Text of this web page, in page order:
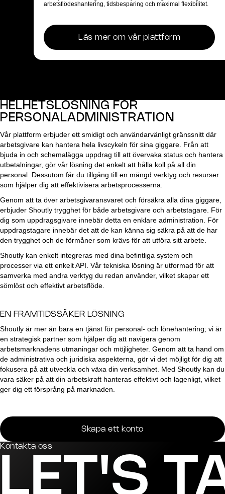
arbetsflödeshantering, tidsbesparing och maximal flexibilitet.
Läs mer om vår plattform
HELHETSLÖSNING FÖR
PERSONALADMINISTRATION
Vår plattform erbjuder ett smidigt och användarvänligt gränssnitt där
arbetsgivare kan hantera hela livscykeln för sina giggare. Från att
bjuda in och schemalägga uppdrag till att övervaka status och hantera
utbetalningar, gör vår lösning det enkelt att hålla koll på all din
personal. Dessutom får du tillgång till en mängd verktyg och resurser
som hjälper dig att effektivisera arbetsprocesserna.
Genom att ta över arbetsgivaransvaret och försäkra alla dina giggare,
erbjuder Shoutly trygghet för både arbetsgivare och arbetstagare. För
dig som uppdragsgivare innebär detta en enklare administration. För
uppdragstagare innebär det att de kan känna sig säkra på att de har
den trygghet och de förmåner som krävs för att utföra sitt arbete.
Shoutly kan enkelt integreras med dina befintliga system och
processer via ett enkelt API. Vår tekniska lösning är utformad för att
samverka med andra verktyg du redan använder, vilket skapar ett
sömlöst och effektivt arbetsflöde.
EN FRAMTIDSSÄKER LÖSNING
Shoutly är mer än bara en tjänst för personal- och lönehantering; vi är
en strategisk partner som hjälper dig att navigera genom
arbetsmarknadens utmaningar och möjligheter. Genom att ta hand om
de administrativa och juridiska aspekterna, gör vi det möjligt för dig att
fokusera på att utveckla och växa din verksamhet. Med Shoutly kan du
vara säker på att din arbetskraft hanteras effektivt och lagenligt, vilket
ger dig ett försprång på marknaden.
Skapa ett konto
Kontakta oss
LET'S